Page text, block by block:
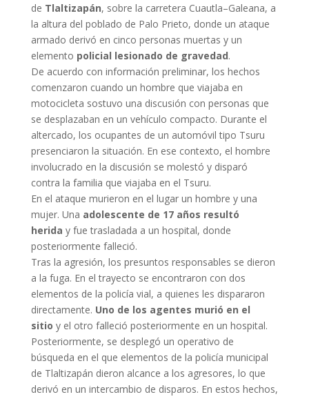
de Tlaltizapán, sobre la carretera Cuautla–Galeana, a
la altura del poblado de Palo Prieto, donde un ataque
armado derivó en cinco personas muertas y un
elemento policial lesionado de gravedad.
De acuerdo con información preliminar, los hechos
comenzaron cuando un hombre que viajaba en
motocicleta sostuvo una discusión con personas que
se desplazaban en un vehículo compacto. Durante el
altercado, los ocupantes de un automóvil tipo Tsuru
presenciaron la situación. En ese contexto, el hombre
involucrado en la discusión se molestó y disparó
contra la familia que viajaba en el Tsuru.
En el ataque murieron en el lugar un hombre y una
mujer. Una adolescente de 17 años resultó
herida y fue trasladada a un hospital, donde
posteriormente falleció.
Tras la agresión, los presuntos responsables se dieron
a la fuga. En el trayecto se encontraron con dos
elementos de la policía vial, a quienes les dispararon
directamente. Uno de los agentes murió en el
sitio y el otro falleció posteriormente en un hospital.
Posteriormente, se desplegó un operativo de
búsqueda en el que elementos de la policía municipal
de Tlaltizapán dieron alcance a los agresores, lo que
derivó en un intercambio de disparos. En estos hechos,